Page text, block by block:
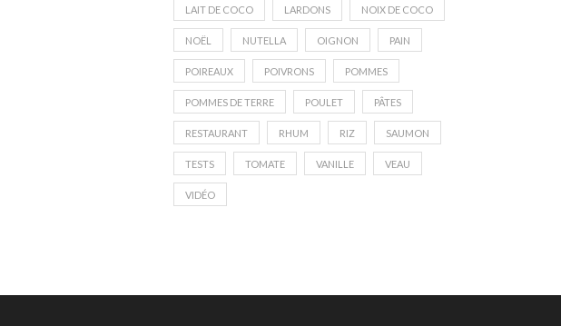
LAIT DE COCO LARDONS NOIX DE COCO
NOËL NUTELLA OIGNON PAIN
POIREAUX POIVRONS POMMES
POMMES DE TERRE POULET PÂTES
RESTAURANT RHUM RIZ SAUMON
TESTS TOMATE VANILLE VEAU
VIDÉO